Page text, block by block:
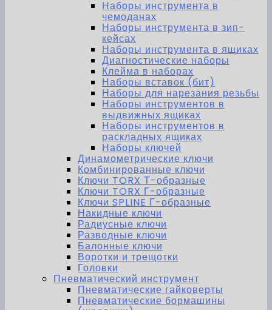
Наборы инструмента в
чемоданах
Наборы инструмента в зип-
кейсах
Наборы инструмента в ящиках
Диагностические наборы
Клейма в наборах
Наборы вставок (бит)
Наборы для нарезания резьбы
Наборы инструментов в
выдвижных ящиках
Наборы инструментов в
раскладных ящиках
Наборы ключей
Динамометрические ключи
Комбинированные ключи
Ключи TORX Т-образные
Ключи TORX Г-образные
Ключи SPLINE Г-образные
Накидные ключи
Радиусные ключи
Разводные ключи
Балонные ключи
Воротки и трещотки
Головки
Пневматический инструмент
Пневматические гайковерты
Пневматические бормашины